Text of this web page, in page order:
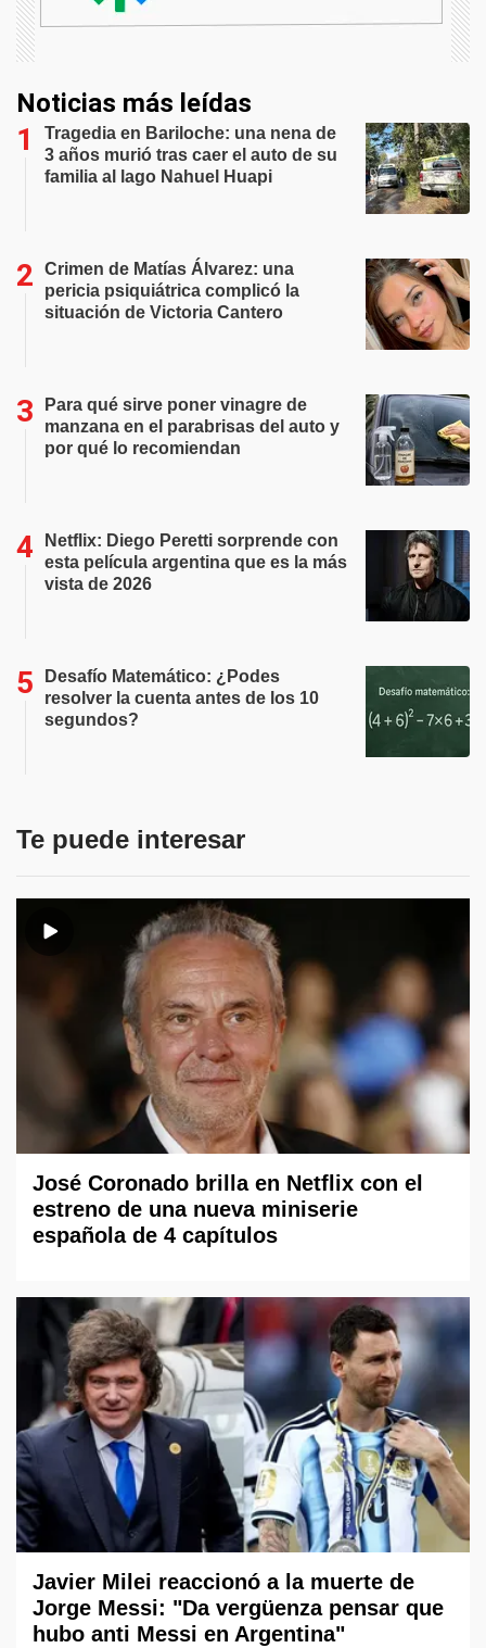
Noticias más leídas
Tragedia en Bariloche: una nena de
3 años murió tras caer el auto de su
familia al lago Nahuel Huapi
Crimen de Matías Álvarez: una
pericia psiquiátrica complicó la
situación de Victoria Cantero
Para qué sirve poner vinagre de
manzana en el parabrisas del auto y
por qué lo recomiendan
Netflix: Diego Peretti sorprende con
esta película argentina que es la más
vista de 2026
Desafío Matemático: ¿Podes
resolver la cuenta antes de los 10
segundos?
Te puede interesar
José Coronado brilla en Netflix con el
estreno de una nueva miniserie
española de 4 capítulos
Javier Milei reaccionó a la muerte de
Jorge Messi: "Da vergüenza pensar que
hubo anti Messi en Argentina"